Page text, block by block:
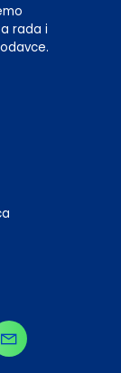
rada i